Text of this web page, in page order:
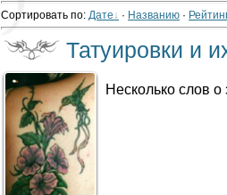
Сортировать по: Дате · Названию ·
Татуировки и
Несколько слов о